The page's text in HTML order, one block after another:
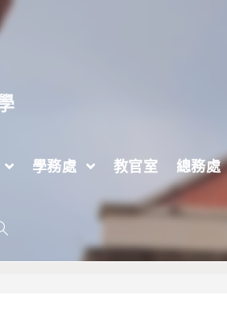
學務處 教官室 總務處
Education)